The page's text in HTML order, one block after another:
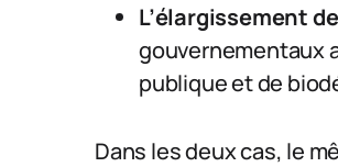
L’élargissement
gouvernementaux
publique et de
Dans les deux cas, le